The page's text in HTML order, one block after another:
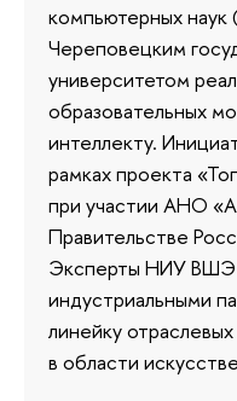
компьютерных
Череповецким
университетом
образовательных
интеллекту.
рамках проекта
при участии АНО
Правительстве
Эксперты НИУ ВШЭ
индустриальными
линейку
в области